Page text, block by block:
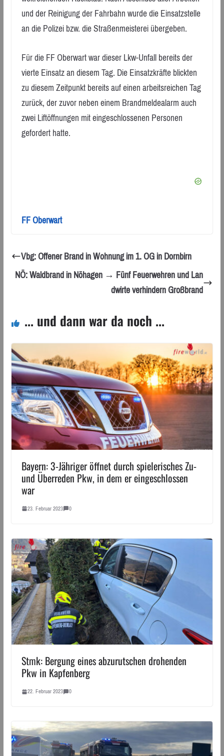
und der Reinigung der Fahrbahn wurde die Einsatzstelle
an die Polizei bzw. die Straßenmeisterei übergeben.
Für die FF Oberwart war dieser Lkw-Unfall bereits der
vierte Einsatz an diesem Tag. Die Einsatzkräfte blickten
zu diesem Zeitpunkt bereits auf einen arbeitsreichen Tag
zurück, der zuvor neben einem Brandmeldealarm auch
zwei Liftöffnungen mit eingeschlossenen Personen
gefordert hatte.
FF Oberwart
Vbg: Offener Brand in Wohnung im 1. OG in Dornbirn
NÖ: Waldbrand in Nöhagen → Fünf Feuerwehren und Lan
dwirte verhindern Großbrand
... und dann war da noch ...
Bayern: 3-Jähriger öffnet durch spielerisches Zu-
und Überreden Pkw, in dem er eingeschlossen
war
23. Februar 2023 0
Stmk: Bergung eines abzurutschen drohenden
Pkw in Kapfenberg
22. Februar 2023 0